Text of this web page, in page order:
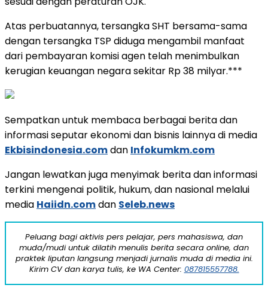
Atas perbuatannya, tersangka SHT bersama-sama
dengan tersangka TSP diduga mengambil manfaat
dari pembayaran komisi agen telah menimbulkan
kerugian keuangan negara sekitar Rp 38 milyar.***
Sempatkan untuk membaca berbagai berita dan
informasi seputar ekonomi dan bisnis lainnya di media
Ekbisindonesia.comdan Infokumkm.com
Jangan lewatkan juga menyimak berita dan informasi
terkini mengenai politik, hukum, dan nasional melalui
media Haiidn.comdan Seleb.news
Peluang bagi aktivis pers pelajar, pers mahasiswa, dan
muda/mudi untuk dilatih menulis berita secara online, dan
praktek liputan langsung menjadi jurnalis muda di media ini.
Kirim CV dan karya tulis, ke WA Center: 087815557788.